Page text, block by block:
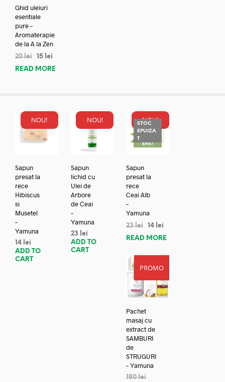
Ghid uleiuri
esentiale
pure –
Aromaterapie
de la A la Zen
20lei 15 lei
READ MORE
NOU!
Sapun
presat la
rece
Hibiscus
si
Musetel
–
Yamuna
14 lei
ADD TO
CART
NOU!
Sapun
lichid cu
Ulei de
Arbore
de Ceai
–
Yamuna
23
lei
ADD TO
CART
NOU!
STOC
EPUIZA
TREDUC
ERE!
Sapun
presat la
rece
Ceai Alb
–
Yamuna
23lei 14 lei
READ MORE
PROMO
REDUC
Pachet
masaj cu
extract de
SAMBURI
de
STRUGURI
– Yamuna
180lei